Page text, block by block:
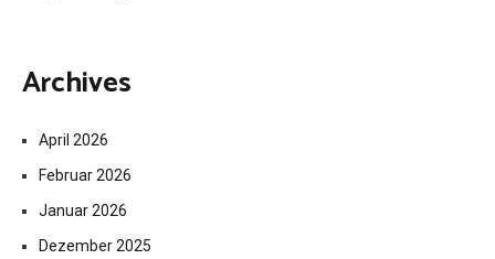
Archives
April 2026
Februar 2026
Januar 2026
Dezember 2025